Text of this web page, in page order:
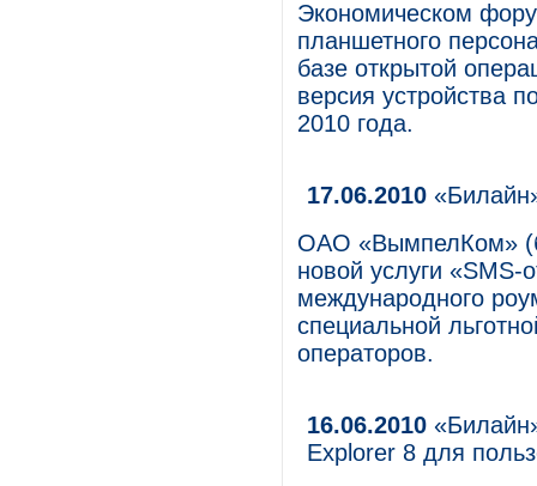
Экономическом
планшетного
базе открытой
версия устройства
2010 года.
17.06.2010
ОАО «ВымпелКом»
новой услуги «SMS-
международного
специальной
операторов.
16.06.2010
Explorer 8 для